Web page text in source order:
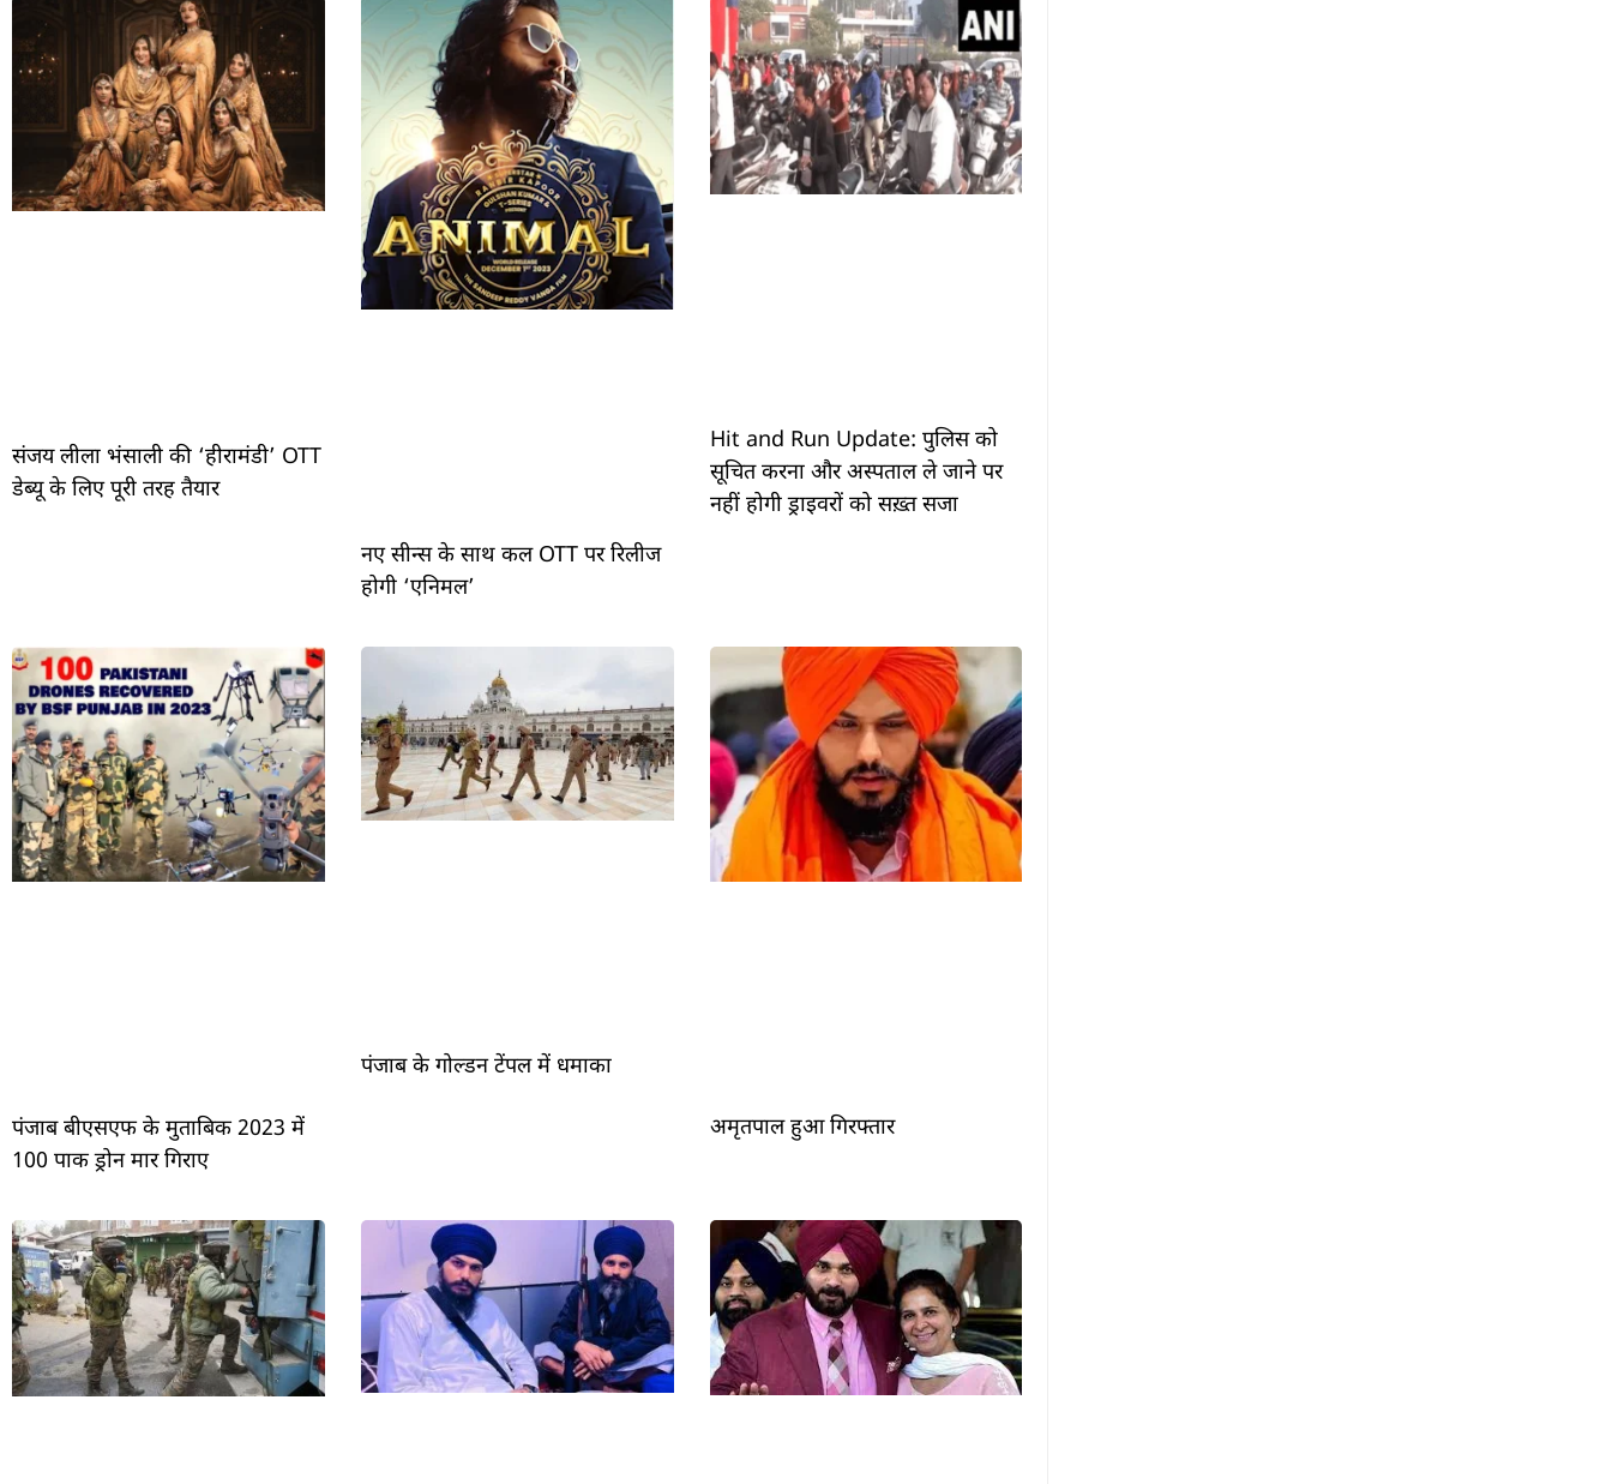
संजय लीला भंसाली की ‘हीरामंडी’ OTT
डेब्यू के लिए पूरी तरह तैयार
नए सीन्स के साथ कल OTT पर रिलीज
होगी ‘एनिमल’
Hit and Run Update: पुलिस को
सूचित करना और अस्पताल ले जाने पर
नहीं होगी ड्राइवरों को सख़्त सजा
पंजाब बीएसएफ के मुताबिक 2023 में
100 पाक ड्रोन मार गिराए
पंजाब के गोल्डन टेंपल में धमाका
अमृतपाल हुआ गिरफ्तार